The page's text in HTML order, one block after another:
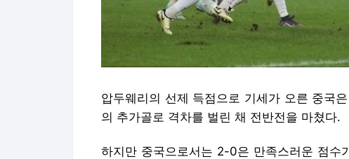
압두웨리의 선제 득점으로 기세가 오른 중국
의 추가골로 격차를 벌린 채 전반전을 마쳤다.
하지만 중국으로서는 2-0은 만족스러운 점수